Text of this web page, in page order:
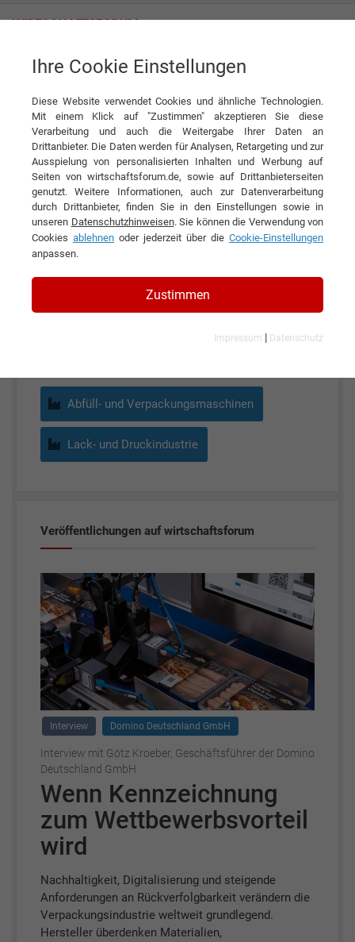
Domino Deutschland GmbH
KONTAKT
Domino Deutschland GmbH
Abfüll- und Verpackungsmaschinen
Lack- und Druckindustrie
Veröffentlichungen auf wirtschaftsforum
Interview Domino Deutschland GmbH
Interview mit Götz Kroeber, Geschäftsführer der Domino
Deutschland GmbH
Wenn Kennzeichnung
zum Wettbewerbsvorteil
wird
Nachhaltigkeit, Digitalisierung und steigende
Anforderungen an Rückverfolgbarkeit verändern die
Verpackungsindustrie weltweit grundlegend.
Hersteller überdenken Materialien,
Ihre Cookie Einstellungen
Diese Website verwendet Cookies und ähnliche Technologien.
Mit einem Klick auf "Zustimmen" akzeptieren Sie diese
Verarbeitung und auch die Weitergabe Ihrer Daten an
Drittanbieter. Die Daten werden für Analysen, Retargeting und zur
Ausspielung von personalisierten Inhalten und Werbung auf
Seiten von wirtschaftsforum.de, sowie auf Drittanbieterseiten
genutzt. Weitere Informationen, auch zur Datenverarbeitung
durch Drittanbieter, finden Sie in den Einstellungen sowie in
unseren Datenschutzhinweisen. Sie können die Verwendung von
Cookies ablehnen oder jederzeit über die Cookie-Einstellungen
anpassen.
Zustimmen
Impressum | Datenschutz